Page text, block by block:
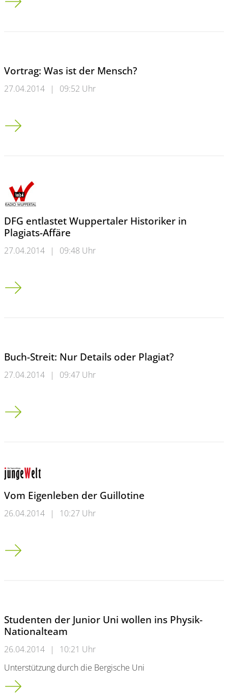
Vortrag: Was ist der Mensch?
27.04.2014 | 09:52 Uhr
Vortrag: Was ist der Mensch?
DFG entlastet Wuppertaler Historiker in
Plagiats-Affäre
27.04.2014 | 09:48 Uhr
DFG entlastet Wuppertaler Historiker in Plagiats-Affäre
Buch-Streit: Nur Details oder Plagiat?
27.04.2014 | 09:47 Uhr
Buch-Streit: Nur Details oder Plagiat?
Vom Eigenleben der Guillotine
26.04.2014 | 10:27 Uhr
Vom Eigenleben der Guillotine
Studenten der Junior Uni wollen ins Physik-
Nationalteam
26.04.2014 |
10:21 Uhr
Unterstützung durch die Bergische Uni
Studenten der Junior Uni wollen ins Physik-Nationalteam